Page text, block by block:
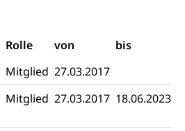
Rolle von
bis
Mitglied 27.03.2017
Mitglied 27.03.2017 18.06.2023
Schulsport
Wildtiere
Todesanzeige,
Erbenliste